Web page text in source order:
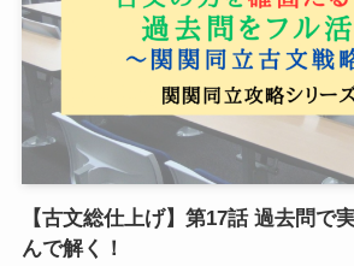
【古文総仕上げ】第17話 過去問で
んで解く！